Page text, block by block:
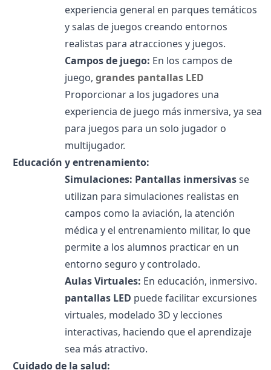
experiencia general en parques temáticos
y salas de juegos creando entornos
realistas para atracciones y juegos.
Campos de juego: En los campos de
juego, grandes pantallas LED
Proporcionar a los jugadores una
experiencia de juego más inmersiva, ya sea
para juegos para un solo jugador o
multijugador.
Educación y entrenamiento:
Simulaciones: Pantallas inmersivasse
utilizan para simulaciones realistas en
campos como la aviación, la atención
médica y el entrenamiento militar, lo que
permite a los alumnos practicar en un
entorno seguro y controlado.
Aulas Virtuales: En educación, inmersivo.
pantallas LED puede facilitar excursiones
virtuales, modelado 3D y lecciones
interactivas, haciendo que el aprendizaje
sea más atractivo.
Cuidado de la salud: